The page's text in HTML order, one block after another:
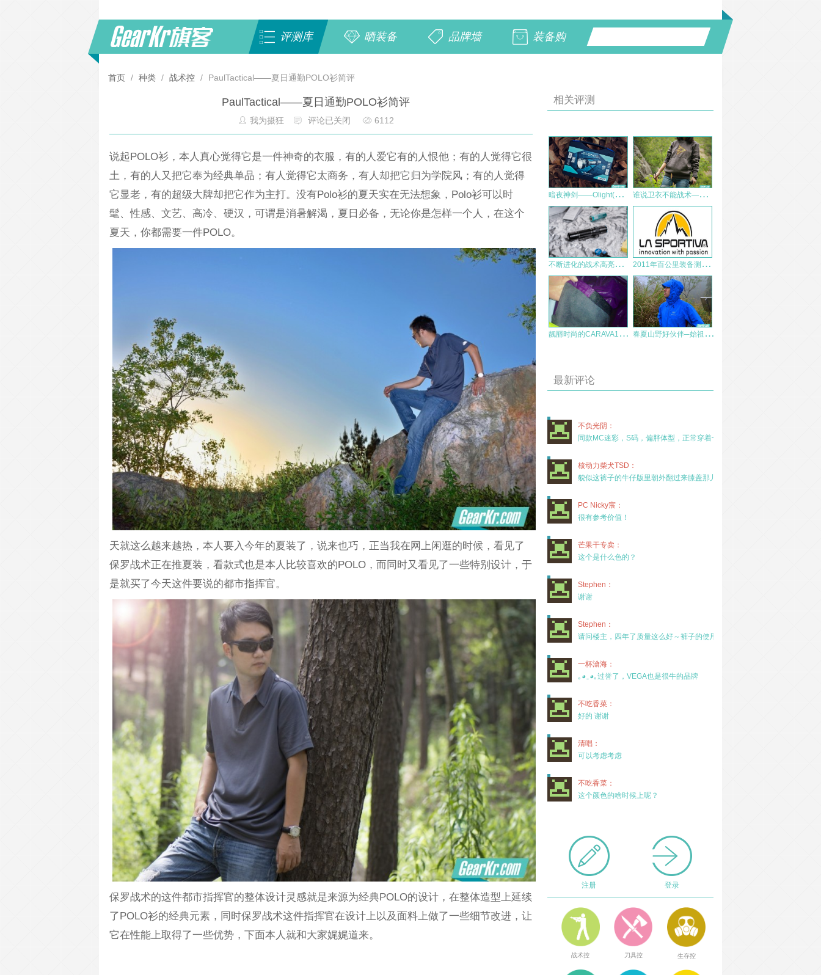
评测库 晒装备 品牌墙 装备购
首页 / 种类 / 战术控 / PaulTactical——夏日通勤POLO衫简评
PaulTactical——夏日通勤POLO衫简评
我为摄狂 评论已关闭 6112
说起POLO衫，本人真心觉得它是一件神奇的衣服，有的人爱它有的人恨他；有的人觉得它很
土，有的人又把它奉为经典单品；有人觉得它太商务，有人却把它归为学院风；有的人觉得
它显老，有的超级大牌却把它作为主打。没有Polo衫的夏天实在无法想象，Polo衫可以时
髦、性感、文艺、高冷、硬汉，可谓是消暑解渴，夏日必备，无论你是怎样一个人，在这个
夏天，你都需要一件POLO。
天就这么越来越热，本人要入今年的夏装了，说来也巧，正当我在网上闲逛的时候，看见了
保罗战术正在推夏装，看款式也是本人比较喜欢的POLO，而同时又看见了一些特别设计，于
是就买了今天这件要说的都市指挥官。
保罗战术的这件都市指挥官的整体设计灵感就是来源为经典POLO的设计，在整体造型上延续
了POLO衫的经典元素，同时保罗战术这件指挥官在设计上以及面料上做了一些细节改进，让
它在性能上取得了一些优势，下面本人就和大家娓娓道来。
相关评测
暗
夜神剑——Olight(欧莱特)M2X UT 评测 谁
说卫衣不能战术——龙牙首款战术卫衣
不
断进化的战术高亮手电，傲雷Olight M2R Pro 2
011年百公里装备测评-La Sportiva 345 AN 徒步鞋评测
靓
丽时尚的CARAVA150132 女款间棉冲锋裤测评报告(中期完整版) 春
夏山野好伙伴─始祖鸟 Beta SL Hybrid防水透气外套
最新评论
不负光阴：
同款MC迷彩，S码，偏胖体型，正常穿着一年半，没
核动力柴犬TSD：
貌似这裤子的牛仔版里朝外翻过来膝盖那儿有放护膝的
PC Nicky宸：
很有参考价值！
芒果干专卖：
这个是什么色的？
Stephen：
谢谢
Stephen：
请问楼主，四年了质量这么好～裤子的使用率高吗？
一杯滄海：
｡◕‿◕｡过誉了，VEGA也是很牛的品牌
不吃香菜：
好的 谢谢
清唱：
可以考虑考虑
不吃香菜：
这个颜色的啥时候上呢？
注册 登录
战术控 刀具控 生存控